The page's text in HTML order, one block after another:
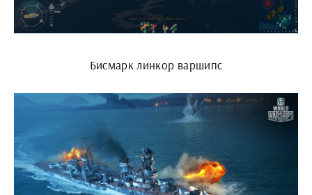
Бисмарк линкор варшипс